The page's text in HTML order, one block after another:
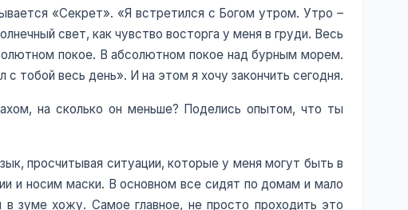
«Секрет». «Я встретился с Богом утром. Утро –
свет, как чувство восторга у меня в груди. Весь
покое. В абсолютном покое над бурным морем.
тобой весь день». И на этом я хочу закончить сегодня.
на сколько он меньше? Поделись опытом, что ты
просчитывая ситуации, которые у меня могут быть в
и носим маски. В основном все сидят по домам и мало
в зуме хожу. Самое главное, не просто проходить это